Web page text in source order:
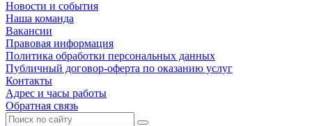
Новости и события
Наша команда
Вакансии
Правовая информация
Политика обработки персональных данных
Публичный договор-оферта по оказанию услуг
Контакты
Адрес и часы работы
Обратная связь